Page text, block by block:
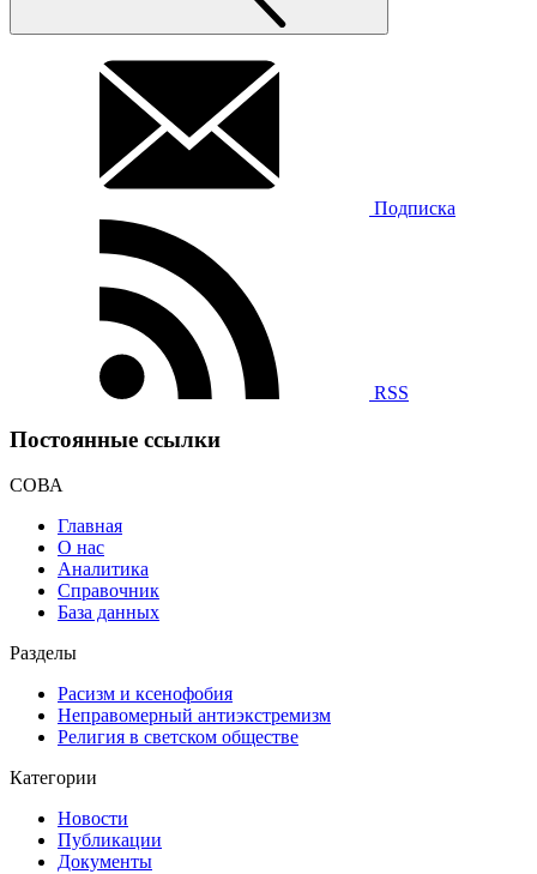
Подписка
RSS
Постоянные ссылки
СОВА
Главная
О нас
Аналитика
Справочник
База данных
Разделы
Расизм и ксенофобия
Неправомерный антиэкстремизм
Религия в светском обществе
Категории
Новости
Публикации
Документы